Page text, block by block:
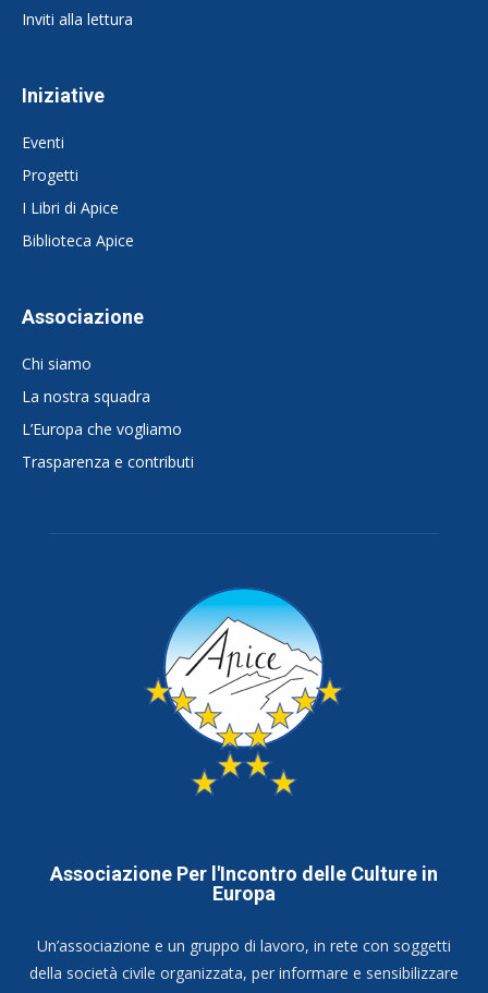
Inviti alla lettura
Iniziative
Eventi
Progetti
I Libri di Apice
Biblioteca Apice
Associazione
Chi siamo
La nostra squadra
L’Europa che vogliamo
Trasparenza e contributi
Associazione Per l'Incontro delle Culture in
Europa
Un’associazione e un gruppo di lavoro, in rete con soggetti
della società civile organizzata, per informare e sensibilizzare